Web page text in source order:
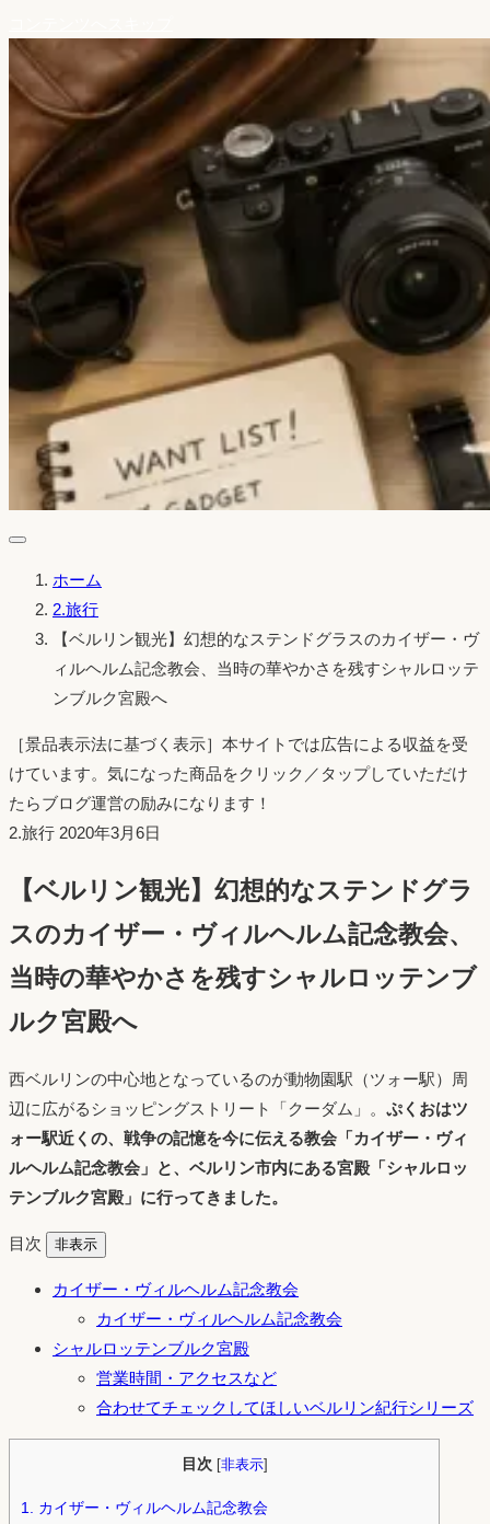
ホーム
2.旅行
【ベルリン観光】幻想的なステンドグラスのカイザー・ヴ
ィルヘルム記念教会、当時の華やかさを残すシャルロッテ
ンブルク宮殿へ
［景品表示法に基づく表示］本サイトでは広告による収益を受
けています。気になった商品をクリック／タップしていただけ
たらブログ運営の励みになります！
2.旅行 投
日：
2020年3月6日
【ベルリン観光】幻想的なステンドグラ
スのカイザー・ヴィルヘルム記念教会、
当時の華やかさを残すシャルロッテンブ
ルク宮殿へ
西ベルリンの中心地となっているのが動物園駅（ツォー駅）周
辺に広がるショッピングストリート「クーダム」。 ぷくおはツ
ォー駅近くの、戦争の記憶を今に伝える教会「カイザー・ヴィ
ルヘルム記念教会」と、ベルリン市内にある宮殿「シャルロッ
テンブルク宮殿」に行ってきました。
目次 非表示
カイザー・ヴィルヘルム記念教会
カイザー・ヴィルヘルム記念教会
シャルロッテンブルク宮殿
営業時間・アクセスなど
合わせてチェックしてほしいベルリン紀行シリーズ
目次 [非表示]
1.
カイザー・ヴィルヘルム記念教会